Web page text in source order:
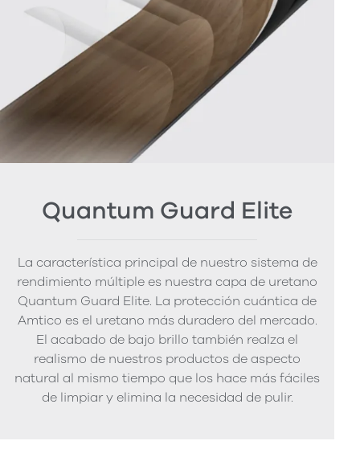
Quantum Guard Elite
La característica principal de nuestro sistema de
rendimiento múltiple es nuestra capa de uretano
Quantum Guard Elite. La protección cuántica de
Amtico es el uretano más duradero del mercado.
El acabado de bajo brillo también realza el
realismo de nuestros productos de aspecto
natural al mismo tiempo que los hace más fáciles
de limpiar y elimina la necesidad de pulir.